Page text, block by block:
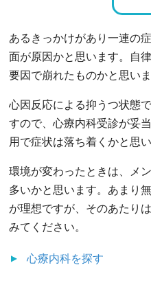
あるきっかけがあり一連の
面が原因かと思います。自
要因で崩れたものかと思いま
心因反応による抑うつ状態
すので、心療内科受診が妥
用で症状は落ち着くかと思い
環境が変わったときは、メ
多いかと思います。あまり
が理想ですが、そのあたり
みてください。
心療内科を探す